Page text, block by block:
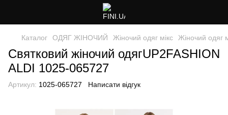
Каталог ОДЯГ ЖІНОЧИЙ Жіночий одяг мікс Жіночий одяг
Святковий жіночий одягUP2FASHION
ALDI 1025-065727
Артикул: 1025-065727 Написати відгук